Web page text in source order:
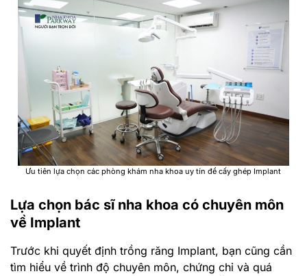
Ưu tiên lựa chọn các phòng khám nha khoa uy tín để cấy ghép Implant
Lựa chọn bác sĩ nha khoa có chuyên môn
về Implant
Trước khi quyết định trồng răng Implant, bạn cũng cần
tìm hiểu về trình độ chuyên môn, chứng chỉ và quá